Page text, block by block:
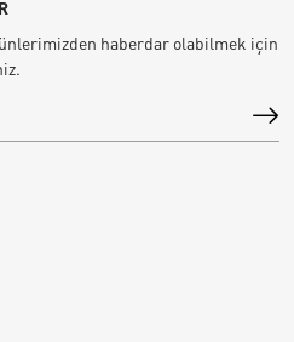
haberdar olabilmek için